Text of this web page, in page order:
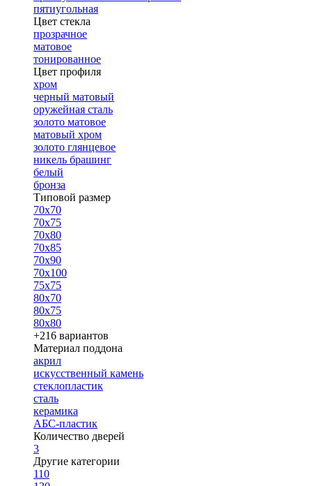
пятиугольная
Цвет стекла
прозрачное
матовое
тонированное
Цвет профиля
хром
черный матовый
оружейная сталь
золото матовое
матовый хром
золото глянцевое
никель брашинг
белый
бронза
Типовой размер
70х70
70х75
70х80
70х85
70х90
70х100
75х75
80х70
80х75
80х80
+216 вариантов
Материал поддона
акрил
искусственный камень
стеклопластик
сталь
керамика
АБС-пластик
Количество дверей
3
Другие категории
110